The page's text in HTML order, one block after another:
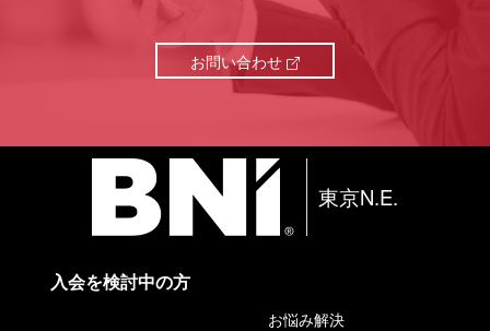
お問い合わせ
東京N.E.
入会を検討中の方
お悩み解決